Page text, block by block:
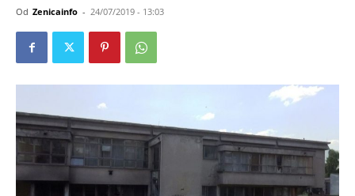
Od Zenicainfo - 24/07/2019 - 13:03